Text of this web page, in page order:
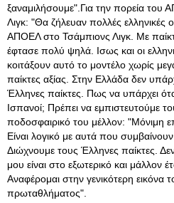
ξαναμιλήσουμε".Για την πορεία του
Λιγκ: "Θα ζήλευαν πολλές ελληνικές
ΑΠΟΕΛ στο Τσάμπιονς Λιγκ . Με
έφτασε πολύ ψηλά. Ισως και οι
κοιτάξουν αυτό το μοντέλο χωρίς
παίκτες αξίας. Στην Ελλάδα δεν
Έλληνες παίκτες. Πως να υπάρχει
Ισπανοί; Πρέπει να εμπιστευτούμε
ποδοσφαιρικό του μέλλον: "Μόνιμη
Είναι λογικό με αυτά που
Διώχνουμε τους Έλληνες παίκτες.
μου είναι στο εξωτερικό και μάλλον
Αναφέρομαι στην γενικότερη εικόνα
πρωταθλήματος".